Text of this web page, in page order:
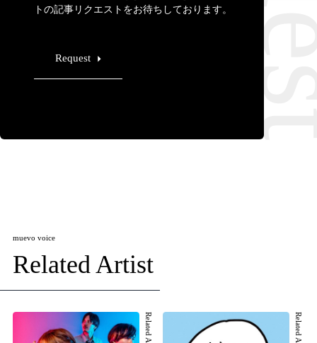
トの記事リクエストをお待ちしております。
Request
muevo voice
Related Artist